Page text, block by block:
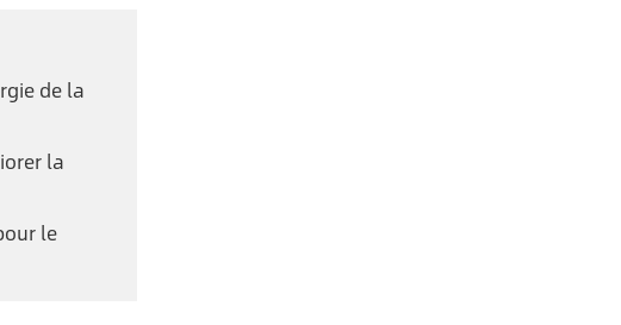
de la
la
le